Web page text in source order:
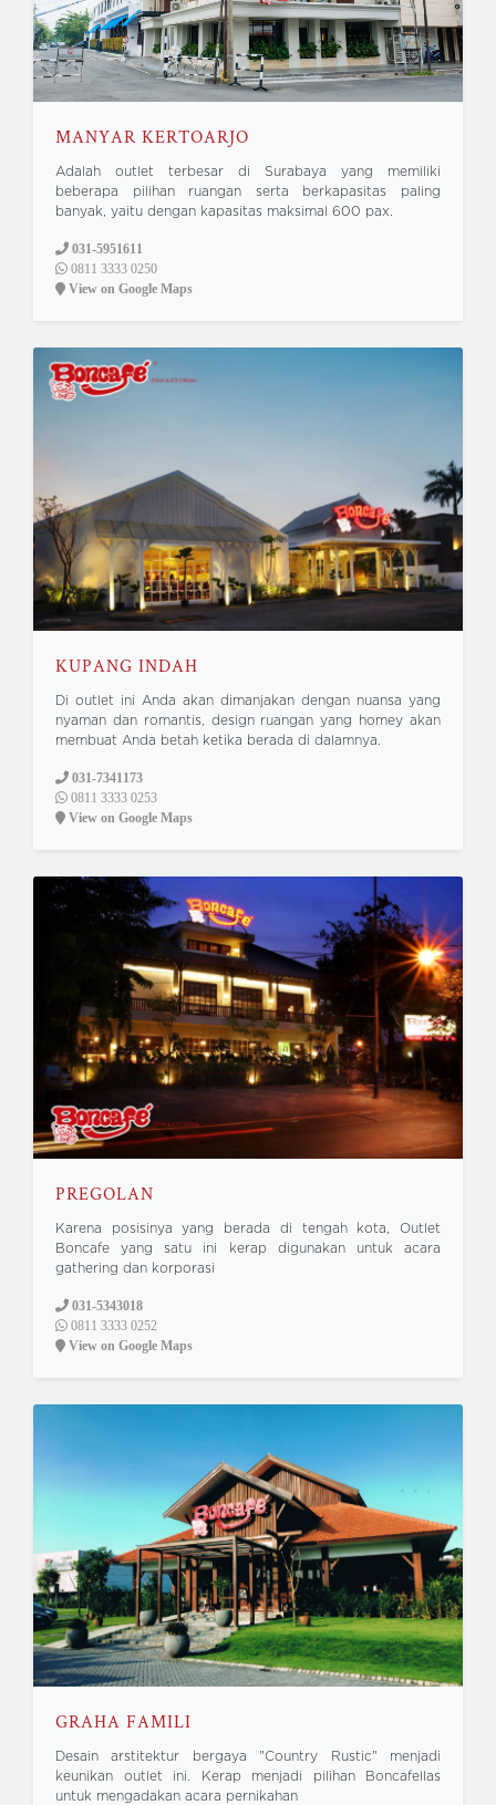
MANYAR KERTOARJO
Adalah outlet terbesar di Surabaya yang memiliki
beberapa pilihan ruangan serta berkapasitas paling
banyak, yaitu dengan kapasitas maksimal 600 pax.
031-5951611
0811 3333 0250
View on Google Maps
KUPANG INDAH
Di outlet ini Anda akan dimanjakan dengan nuansa yang
nyaman dan romantis, design ruangan yang homey akan
membuat Anda betah ketika berada di dalamnya.
031-7341173
0811 3333 0253
View on Google Maps
PREGOLAN
Karena posisinya yang berada di tengah kota, Outlet
Boncafe yang satu ini kerap digunakan untuk acara
gathering dan korporasi
031-5343018
0811 3333 0252
View on Google Maps
GRAHA FAMILI
Desain arstitektur bergaya "Country Rustic" menjadi
keunikan outlet ini. Kerap menjadi pilihan Boncafellas
untuk mengadakan acara pernikahan